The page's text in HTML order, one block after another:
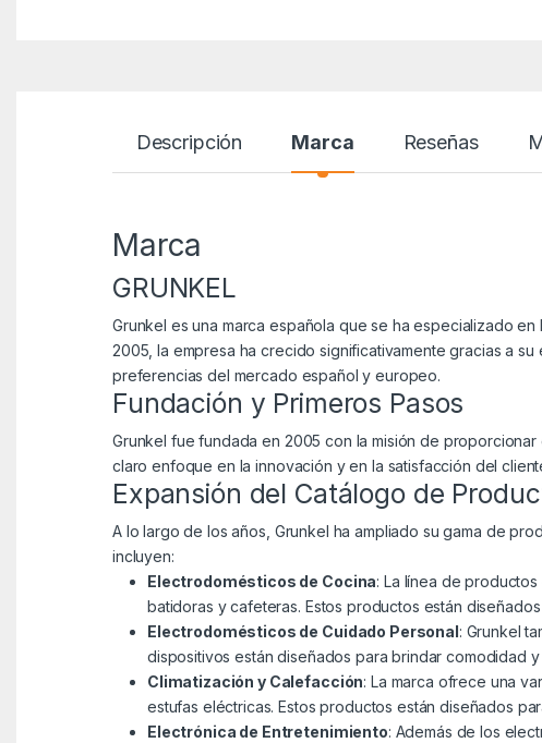
Descripción Marca Reseñas
Marca
GRUNKEL
Grunkel es una marca española que se ha especializado
2005, la empresa ha crecido significativamente gracias a
preferencias del mercado español y europeo.
Fundación y Primeros Pasos
Grunkel fue fundada en 2005 con la misión de
claro enfoque en la innovación y en la satisfacción del
Expansión del Catálogo de
A lo largo de los años, Grunkel ha ampliado su gama de
incluyen:
Electrodomésticos de Cocina: La línea de
batidoras y cafeteras. Estos productos están
Electrodomésticos de Cuidado Personal: Grunkel
dispositivos están diseñados para brindar comodidad
Climatización y Calefacción: La marca ofrece una
estufas eléctricas. Estos productos están diseñados
Electrónica de Entretenimiento: Además de los